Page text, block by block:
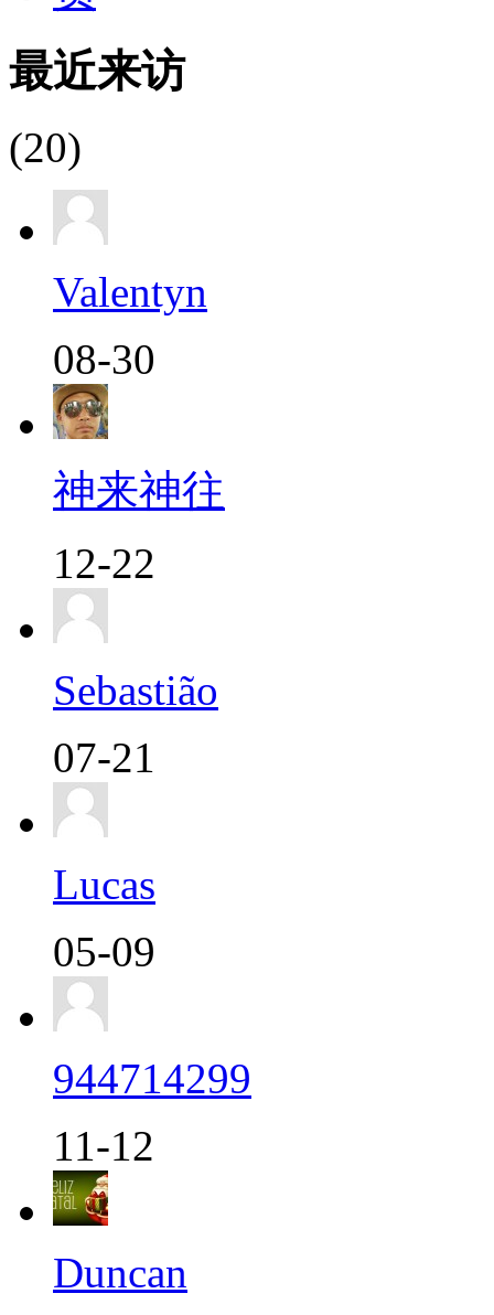
最近来访
(20)
Valentyn
08-30
神来神往
12-22
Sebastião
07-21
Lucas
05-09
944714299
11-12
Duncan